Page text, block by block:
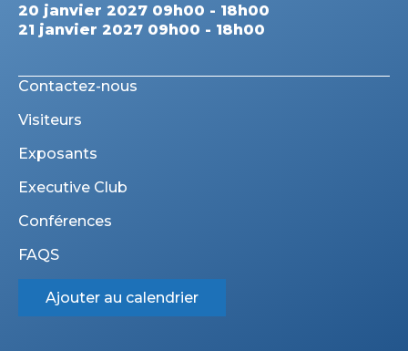
20 janvier 2027 09h00 - 18h00
21 janvier 2027 09h00 - 18h00
Contactez-nous
Visiteurs
Exposants
Executive Club
Conférences
FAQS
Ajouter au calendrier